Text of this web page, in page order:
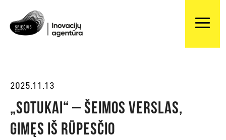
2025.11.13
„Sotukai“ – šeimos verslas,
gimęs iš rūpesčio